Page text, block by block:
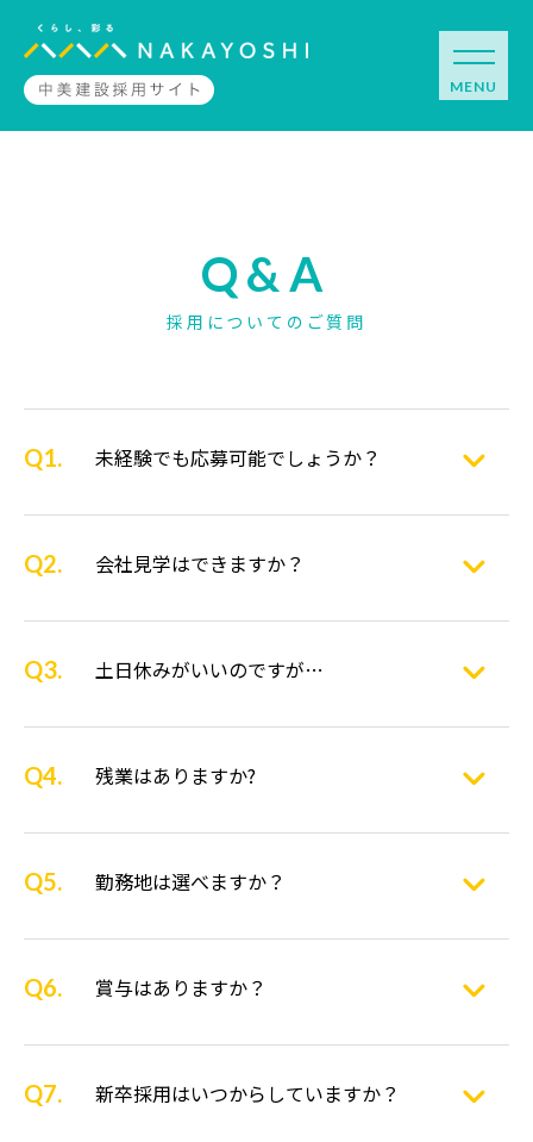
Q&A
採用についてのご質問
未経験でも応募可能でしょうか？
会社見学はできますか？
土日休みがいいのですが…
残業はありますか?
勤務地は選べますか？
賞与はありますか？
新卒採用はいつからしていますか？